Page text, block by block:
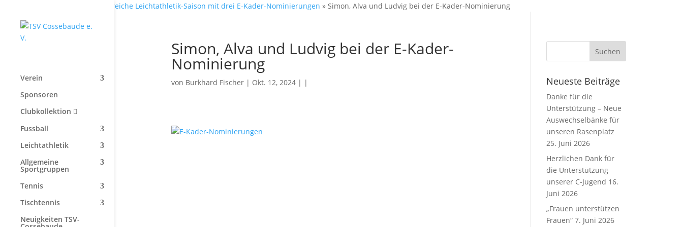
Erfolgreiche Leichtathletik-Saison mit drei E-Kader-Nominierungen »Simon, Alva und Ludvig bei der E-Kader-Nominierung
Verein
Sponsoren
Clubkollektion
Fussball
Leichtathletik
Allgemeine
Sportgruppen
Tennis
Tischtennis
Neuigkeiten TSV-
Simon, Alva und Ludvig bei der E-Kader-
Nominierung
von Burkhard Fischer| Okt. 12, 2024 | | Neueste Beiträge
Danke für die
Unterstützung – Neue
Auswechselbänke für
unseren Rasenplatz
25. Juni 2026
Herzlichen Dank für
die Unterstützung
unserer C-Jugend 16.
Juni 2026
„Frauen unterstützen
Frauen“ 7. Juni 2026